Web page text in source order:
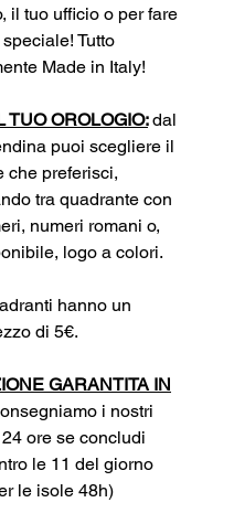
il tuo ufficio o per fare
Tutto
Made in Italy!
TUO OROLOGIO: dal
puoi scegliere il
che preferisci,
tra quadrante con
numeri romani o,
logo a colori.
hanno un
di 5€.
GARANTITA IN
i nostri
ore se concludi
le 11 del giorno
le isole 48h)